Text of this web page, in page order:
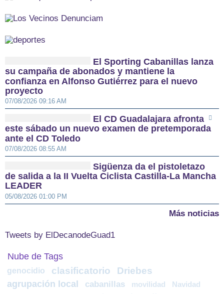
El Sporting Cabanillas lanza
su campaña de abonados y mantiene la
confianza en Alfonso Gutiérrez para el nuevo
proyecto
07/08/2026 09:16 AM
El CD Guadalajara afronta
este sábado un nuevo examen de pretemporada
ante el CD Toledo
07/08/2026 08:55 AM
Sigüenza da el pistoletazo
de salida a la II Vuelta Ciclista Castilla-La Mancha
LEADER
05/08/2026 01:00 PM
Más noticias
Tweets by ElDecanodeGuad1
Nube de Tags
genocidio clasificatorio Driebes
agrupación local cabanillas movilidad
Navidad